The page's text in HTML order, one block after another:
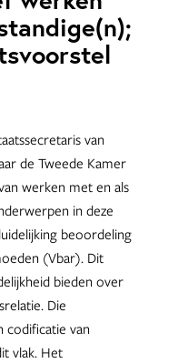
van
de Tweede Kamer
werken met en als
in deze
beoordeling
(Vbar). Dit
bieden over
Die
codificatie van
vlak. Het